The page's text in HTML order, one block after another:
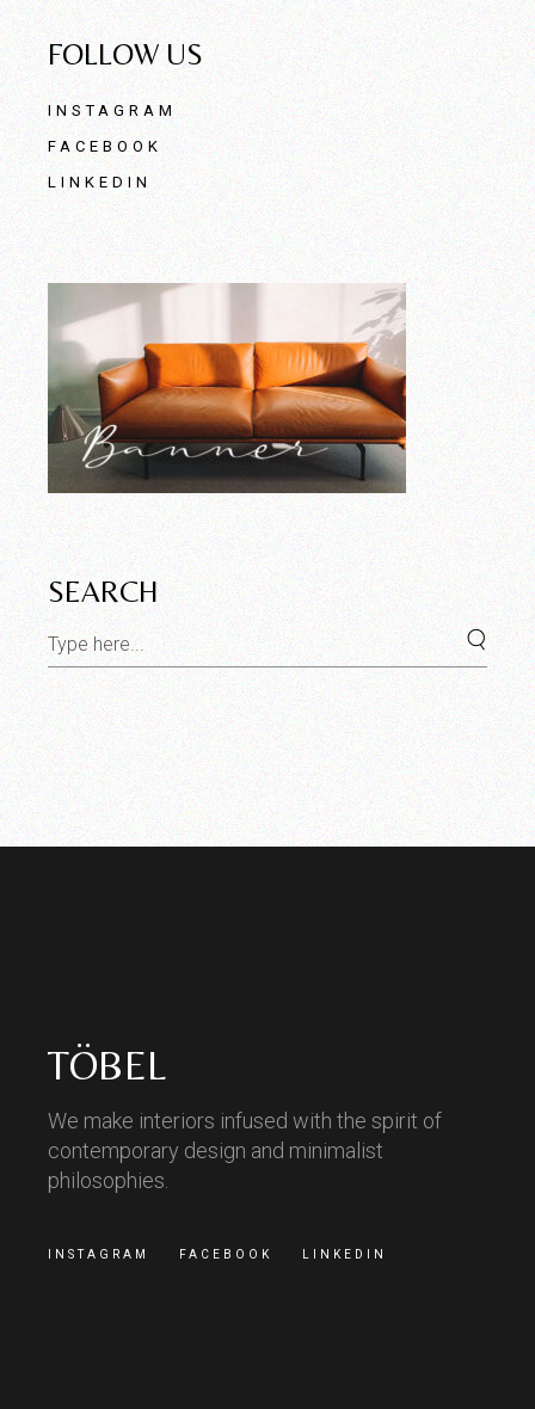
FOLLOW US
INSTAGRAM
FACEBOOK
LINKEDIN
SEARCH
TÖBEL
We make interiors infused with the spirit of
contemporary design and minimalist
philosophies.
INSTAGRAM FACEBOOK LINKEDIN